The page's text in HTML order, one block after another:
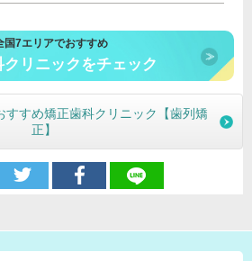
国7エリアでおすすめ
リニックをチェック
すすめ矯正歯科クリニック【歯列矯
正】